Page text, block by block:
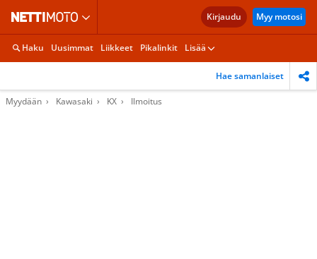
Kirjaudu Myy motosi
Haku Uusimmat Liikkeet Pikalinkit Lisää
Hae samanlaiset
Myydään Kawasaki KX Ilmoitus